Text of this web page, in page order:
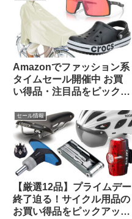
Amazonでファッション系
タイムセール開催中 お買
い得品・注目品をピックア
で】
セール情報
【厳選12品】プライムデー
終了迫る！サイクル用品の
お買い得品をピックアップ